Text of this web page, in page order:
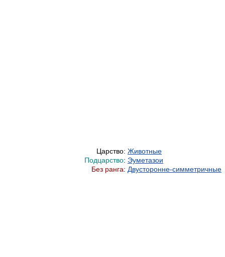
Царство: Животные
Подцарство: Эуметазои
Без ранга: Двусторонне-симметричные